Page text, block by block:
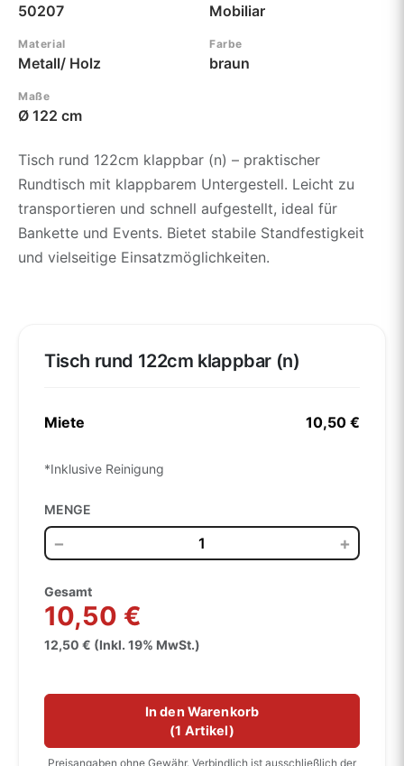
50207 Mobiliar
Material
Metall/ Holz
Farbe
braun
Maße
Ø 122 cm
Tisch rund 122cm klappbar (n) – praktischer
Rundtisch mit klappbarem Untergestell. Leicht zu
transportieren und schnell aufgestellt, ideal für
Bankette und Events. Bietet stabile Standfestigkeit
und vielseitige Einsatzmöglichkeiten.
Tisch rund 122cm klappbar (n)
Miete 10,50 €
*Inklusive Reinigung
MENGE
− +
Gesamt
10,50 €
12,50 € (Inkl. 19% MwSt.)
In den Warenkorb
(1 Artikel)
Preisangaben ohne Gewähr. Verbindlich ist ausschließlich der